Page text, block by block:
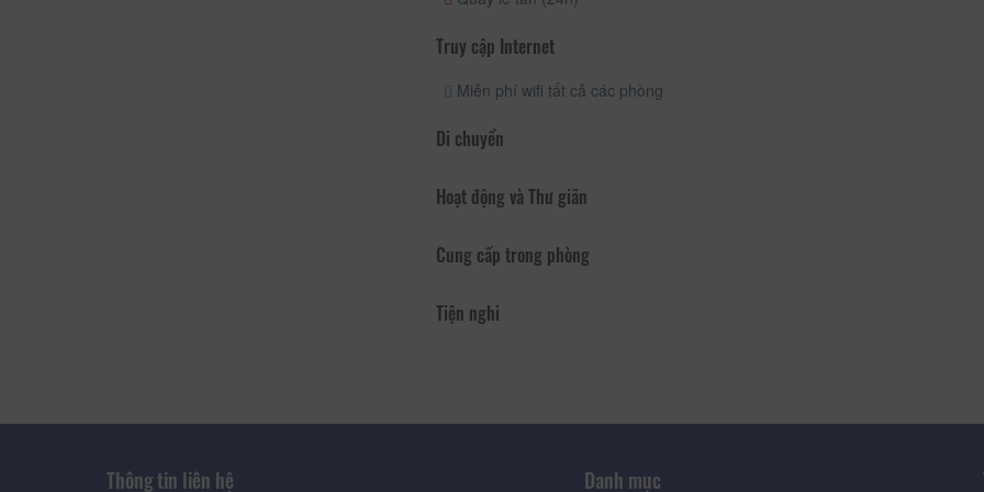
Truy cập Internet
Miễn phí wifi tất cả các phòng
Di chuyển
Hoạt động và Thư giãn
Cung cấp trong phòng
Tiện nghi
Thông tin liên hệ Danh mục